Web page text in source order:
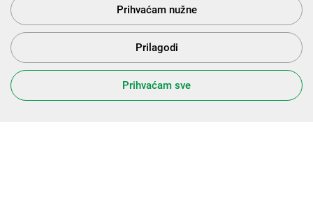
programa „Konkurentnost i kohezija”.
s Vama od 2014. godine!
Prihvaćam nužne
Prilagodi
Prihvaćam sve